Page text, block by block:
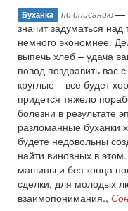
Буханка по описанию—
значит задуматься над
немного экономнее.
выпечь хлеб – удача
повод поздравить вас
круглые – все будет
придется тяжело
болезни в результате
разломанные буханки
будете недовольны
найти виновных в
машины и без конца
сделки, для молодых
взаимопонимания.,